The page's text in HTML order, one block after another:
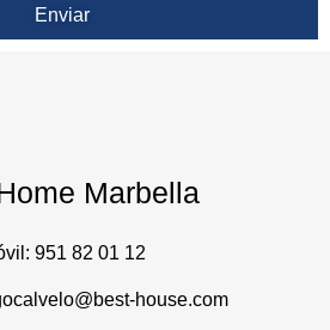
Enviar
Marbella
951 82 01 12
house.com